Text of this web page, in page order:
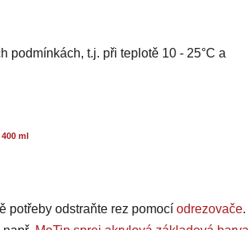
podmínkách, t.j. při teplotě 10 - 25°C a
ml
potřeby odstraňte rez pomocí odrezovače.